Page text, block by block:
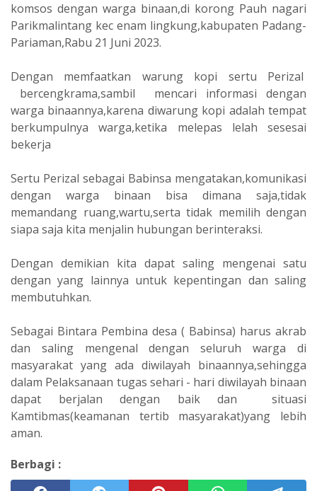
komsos dengan warga binaan,di korong Pauh nagari
Parikmalintang kec enam lingkung,kabupaten Padang-
Pariaman,Rabu 21 Juni 2023.
Dengan memfaatkan warung kopi sertu Perizal
bercengkrama,sambil mencari informasi dengan
warga binaannya,karena diwarung kopi adalah tempat
berkumpulnya warga,ketika melepas lelah sesesai
bekerja
Sertu Perizal sebagai Babinsa mengatakan,komunikasi
dengan warga binaan bisa dimana saja,tidak
memandang ruang,wartu,serta tidak memilih dengan
siapa saja kita menjalin hubungan berinteraksi.
Dengan demikian kita dapat saling mengenai satu
dengan yang lainnya untuk kepentingan dan saling
membutuhkan.
Sebagai Bintara Pembina desa ( Babinsa) harus akrab
dan saling mengenal dengan seluruh warga di
masyarakat yang ada diwilayah binaannya,sehingga
dalam Pelaksanaan tugas sehari - hari diwilayah binaan
dapat berjalan dengan baik dan situasi
Kamtibmas(keamanan tertib masyarakat)yang lebih
aman.
Berbagi :